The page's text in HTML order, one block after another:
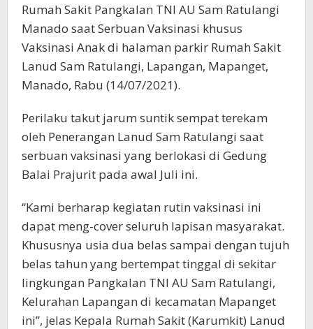
Rumah Sakit Pangkalan TNI AU Sam Ratulangi
Manado saat Serbuan Vaksinasi khusus
Vaksinasi Anak di halaman parkir Rumah Sakit
Lanud Sam Ratulangi, Lapangan, Mapanget,
Manado, Rabu (14/07/2021).
Perilaku takut jarum suntik sempat terekam
oleh Penerangan Lanud Sam Ratulangi saat
serbuan vaksinasi yang berlokasi di Gedung
Balai Prajurit pada awal Juli ini.
“Kami berharap kegiatan rutin vaksinasi ini
dapat meng-cover seluruh lapisan masyarakat.
Khususnya usia dua belas sampai dengan tujuh
belas tahun yang bertempat tinggal di sekitar
lingkungan Pangkalan TNI AU Sam Ratulangi,
Kelurahan Lapangan di kecamatan Mapanget
ini”, jelas Kepala Rumah Sakit (Karumkit) Lanud